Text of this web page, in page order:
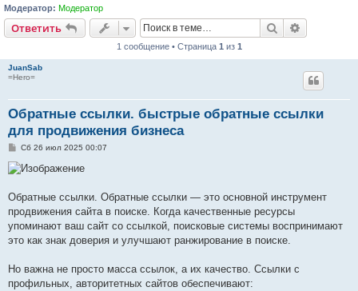
Модератор: Модератор
Ответить Поиск
1 сообщение • Страница 1 из 1
JuanSab
=Hero=
Обратные ссылки. быстрые обратные ссылки
для продвижения бизнеса
С
о
б
е
н
и
е
Сб 26 июл 2025 00:07
Обратные ссылки. Обратные ссылки — это основной инструмент
продвижения сайта в поиске. Когда качественные ресурсы
упоминают ваш сайт со ссылкой, поисковые системы воспринимают
это как знак доверия и улучшают ранжирование в поиске.
Но важна не просто масса ссылок, а их качество. Ссылки с
профильных, авторитетных сайтов обеспечивают: